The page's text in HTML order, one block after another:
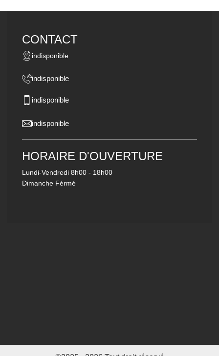
CONTACT
indisponible
indisponible
indisponible
indisponible
HORAIRE D'OUVERTURE
Lundi-Vendredi 8h00 - 18h00
Dimanche Férmé